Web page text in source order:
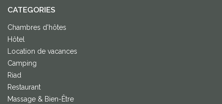
CATEGORIES
Chambres d'hôtes
Hôtel
Location de vacances
Camping
Riad
Restaurant
Massage & Bien-Être